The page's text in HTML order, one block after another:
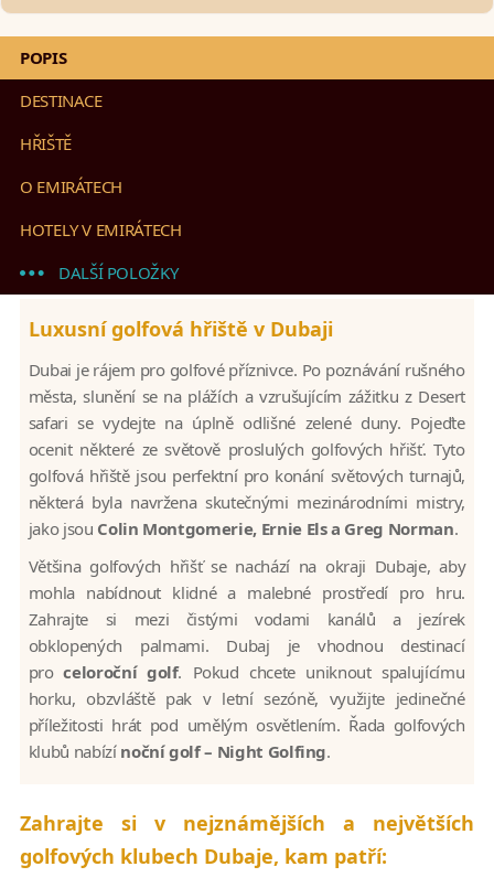
POPIS
DESTINACE
HŘIŠTĚ
O EMIRÁTECH
HOTELY V EMIRÁTECH
DALŠÍ POLOŽKY
Luxusní golfová hřiště v Dubaji
Dubai je rájem pro golfové příznivce. Po poznávání rušného
města, slunění se na plážích a vzrušujícím zážitku z Desert
safari se vydejte na úplně odlišné zelené duny. Pojeďte
ocenit některé ze světově proslulých golfových hřišť. Tyto
golfová hřiště jsou perfektní pro konání světových turnajů,
některá byla navržena skutečnými mezinárodními mistry,
jako jsou Colin Montgomerie, Ernie Els a Greg Norman.
Většina golfových hřišť se nachází na okraji Dubaje, aby
mohla nabídnout klidné a malebné prostředí pro hru.
Zahrajte si mezi čistými vodami kanálů a jezírek
obklopených palmami. Dubaj je vhodnou destinací
proceloroční golf. Pokud chcete uniknout spalujícímu
horku, obzvláště pak v letní sezóně, využijte jedinečné
příležitosti hrát pod umělým osvětlením. Řada golfových
klubů nabízí noční golf – Night Golfing.
Zahrajte si v nejznámějších a největších
golfových klubech Dubaje, kam patří: